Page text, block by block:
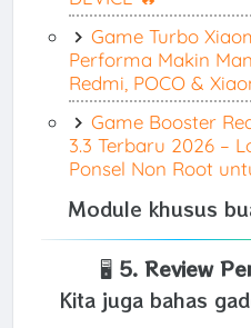
Game Turbo
Performa Makin
Redmi, POCO &
Game Booster
3.3 Terbaru 2026 –
Ponsel Non Root
Module khusus
🖥️ 5. Review
Kita juga bahas